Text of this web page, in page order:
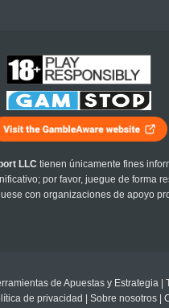
LLC tienen únicamente fines
por favor, juegue de forma
con organizaciones de apoyo
de Apuestas y Estrategia
de privacidad
Sobre nosotros